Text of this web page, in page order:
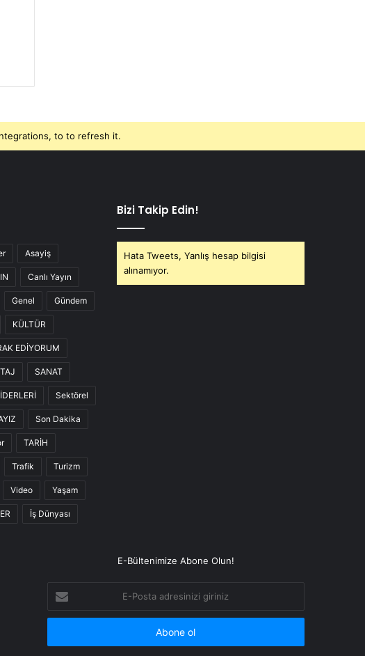
to to refresh it.
Asayiş
Canlı Yayın
Genel Gündem
KÜLTÜR
EDİYORUM
SANAT
Sektörel
Son Dakika
TARİH
Trafik Turizm
Video Yaşam
İş Dünyası
Bizi Takip Edin!
Hata Tweets, Yanlış hesap bilgisi
alınamıyor.
E-Bültenimize Abone Olun!
E-
Posta
adresinizi